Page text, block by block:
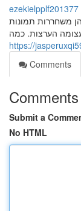
ezekielpplf201377
משחררות תמונות
הערצות. כמה
Comments
Comments
Submit a
No HTML